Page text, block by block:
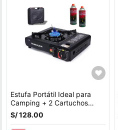
Estufa Portátil Ideal para
Camping + 2 Cartuchos
485ml
S/ 128.00